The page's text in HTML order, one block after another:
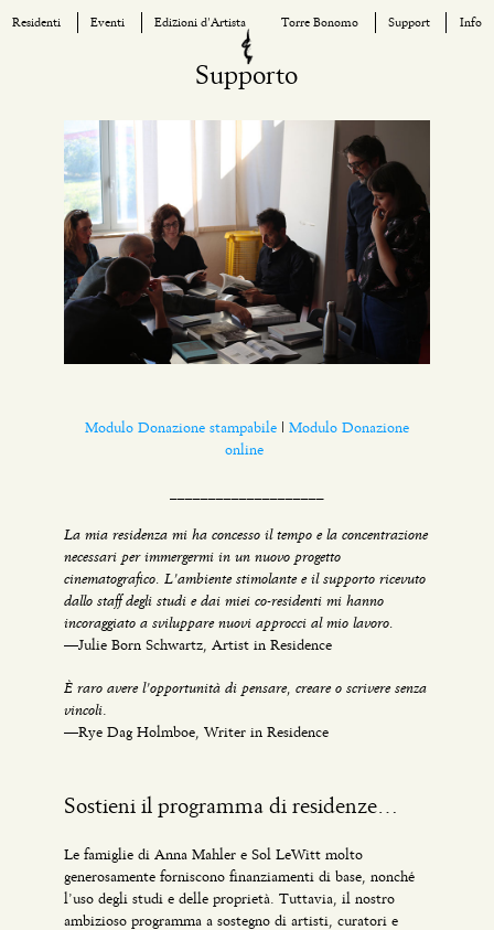
Residenti Eventi Edizioni d’Artista Torre Bonomo Support Info
Supporto
Modulo Donazione stampabile| Modulo Donazione
online
La mia residenza mi ha concesso il tempo e la concentrazione
necessari per immergermi in un nuovo progetto
cinematografico. L’ambiente stimolante e il supporto ricevuto
dallo staff degli studi e dai miei co-residenti mi hanno
incoraggiato a sviluppare nuovi approcci al mio lavoro.
—Julie Born Schwartz, Artist in Residence
È raro avere l’opportunità di pensare, creare o scrivere senza
vincoli.
—Rye Dag Holmboe, Writer in Residence
Sostieni il programma di residenze…
Le famiglie di Anna Mahler e Sol LeWitt molto
generosamente forniscono finanziamenti di base, nonché
l’uso degli studi e delle proprietà. Tuttavia, il nostro
ambizioso programma a sostegno di artisti, curatori e